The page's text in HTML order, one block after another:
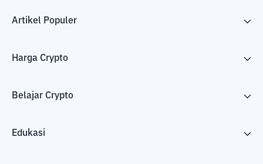
Artikel Populer
Harga Crypto
Belajar Crypto
Edukasi